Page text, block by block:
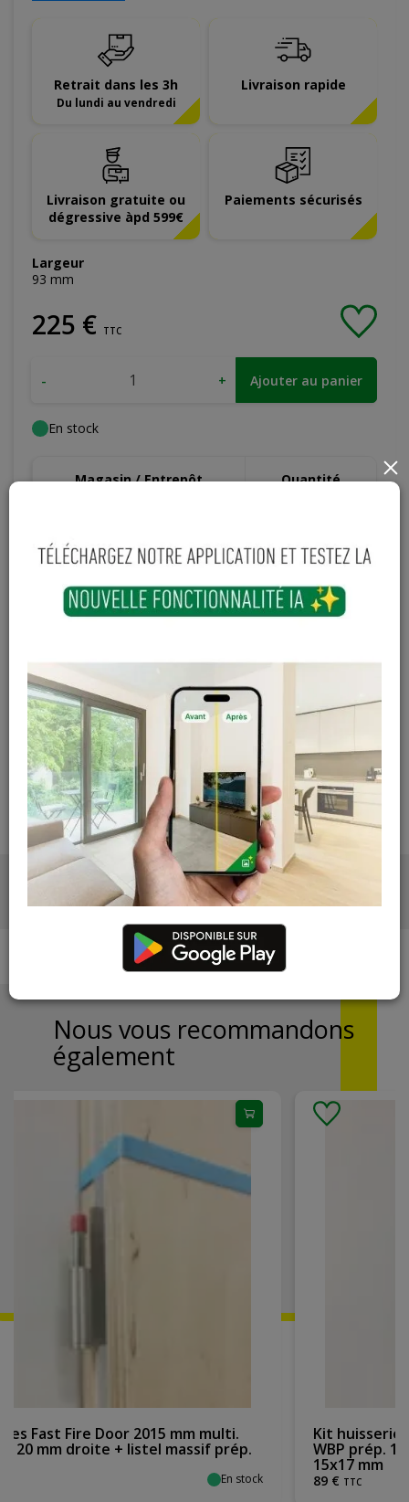
Retrait dans les 3h
Du lundi au vendredi
Livraison rapide
Livraison gratuite ou
dégressive àpd 599€
Paiements sécurisés
Largeur
93 mm
225 € TTC
- + Ajouter au panier
En stock
Magasin / Entrepôt Quantité
Cuesmes 4 articles
Contactez Diffusion Menuiserie pour obtenir le temps de
réapprovisionnement pour ce produit
Les teintes, nuances et veinages des photos peuvent
varier par rapport au produit réel
PRODUITS ASSOCIÉSDESCRIPTION
Nous vous recommandons
également
multi.
prép.
Kit huisseries Fast Fire Door 2015 mm
WBP prép. 170 mm droite + listel
×